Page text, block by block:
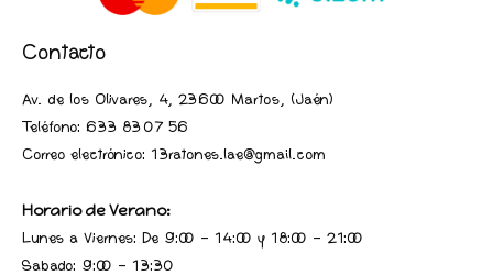
Contacto
Av. de los Olivares, 4, 23600 Martos, (Jaén)
Teléfono: 633 83 07 56
Correo electrónico: 13ratones.lae@gmail.com
Horario de Verano:
Lunes a Viernes: De 9:00 - 14:00 y 18:00 - 21:00
Sabado: 9:00 - 13:30